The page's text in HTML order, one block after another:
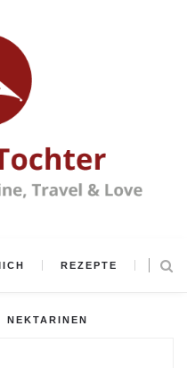
REZEPTE
NEKTARINEN